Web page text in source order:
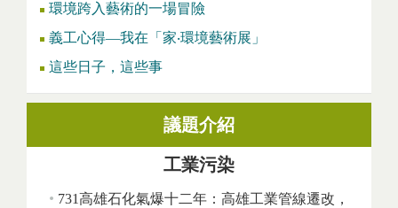
環境跨入藝術的一場冒險
義工心得—我在「家‧環境藝術展」
這些日子，這些事
議題介紹
工業污染
731高雄石化氣爆十二年：高雄工業管線遷改，